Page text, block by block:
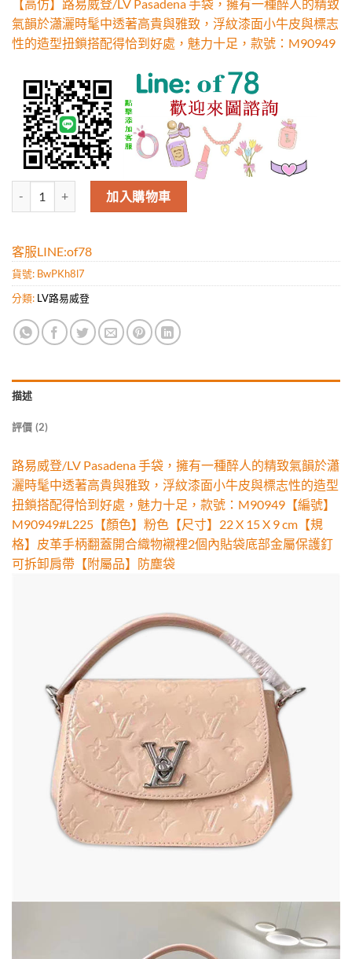
分【高仿】路易威登/LV Pasadena 手袋，擁有一種醉人的精致
氣韻於瀟灑時髦中透著高貴與雅致，浮紋漆面小牛皮與標志
性的造型扭鎖搭配得恰到好處，魅力十足，款號：M90949
高仿路易威登/LV Pasadena 手袋，擁有一種醉人的精致氣韻於瀟灑
加入購物車
客服LINE:of78
貨號: BwPKh8l7
分類: LV路易威登
描述
評價 (2)
路易威登/LV Pasadena 手袋，擁有一種醉人的精致氣韻於瀟
灑時髦中透著高貴與雅致，浮紋漆面小牛皮與標志性的造型
扭鎖搭配得恰到好處，魅力十足，款號：M90949【編號】
M90949#L225【顏色】粉色【尺寸】22 X 15 X 9 cm【規
格】皮革手柄翻蓋開合織物襯裡2個內貼袋底部金屬保護釘
可拆卸肩帶【附屬品】防塵袋